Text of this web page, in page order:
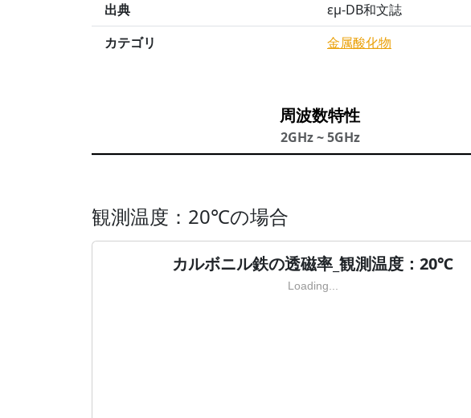
出典
εμ-DB和文誌
カテゴリ
金属酸化物
周波数特性
2GHz ~ 5GHz
観測温度：20℃の場合
カルボニル鉄の透磁率_観測温度：20℃
Loading...